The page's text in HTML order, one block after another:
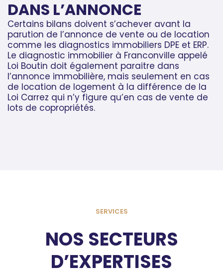
DANS L’ANNONCE
Certains bilans doivent s’achever avant la
parution de l’annonce de vente ou de location
comme les diagnostics immobiliers DPE et ERP.
Le diagnostic immobilier à Franconville appelé
Loi Boutin doit également paraitre dans
l’annonce immobilière, mais seulement en cas
de location de logement à la différence de la
Loi Carrez qui n’y figure qu’en cas de vente de
lots de copropriétés.
SERVICES
NOS SECTEURS
D’EXPERTISES